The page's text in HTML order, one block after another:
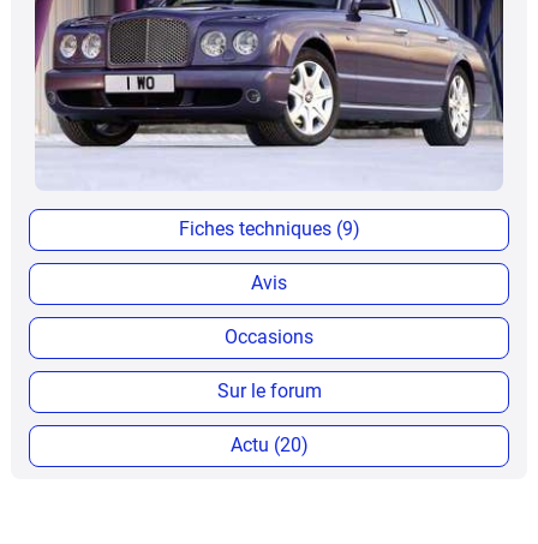
Fiches techniques (9)
Avis
Occasions
Sur le forum
Actu (20)